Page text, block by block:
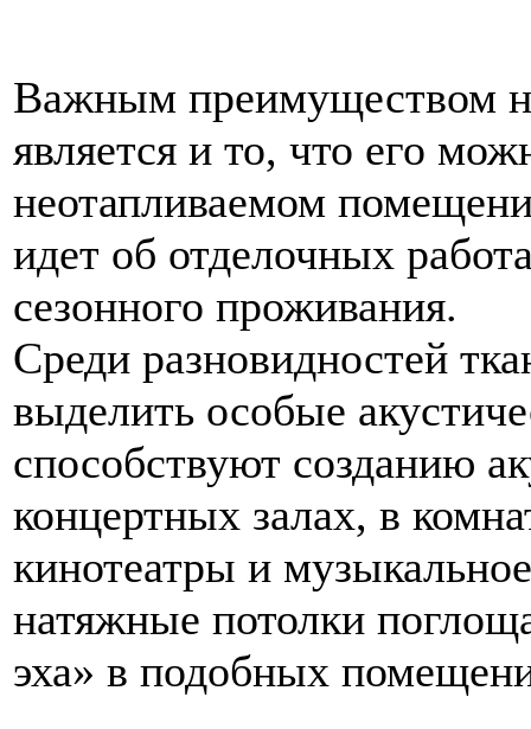
Важным преимуществом
является и то, что его
неотапливаемом
идет об отделочных
сезонного проживания.
Среди разновидностей
выделить особые
способствуют созданию
концертных залах, в
кинотеатры и
натяжные потолки
эха» в подобных